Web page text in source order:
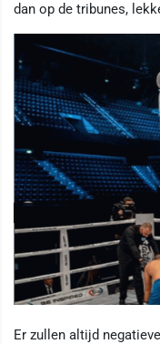
dan op de tribunes,
Er zullen altijd